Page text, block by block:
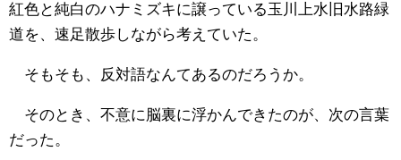
紅色と純白のハナミズキに譲っている玉川上水旧水路緑
道を、速足散歩しながら考えていた。
そもそも、反対語なんてあるのだろうか。
そのとき、不意に脳裏に浮かんできたのが、次の言葉
だった。